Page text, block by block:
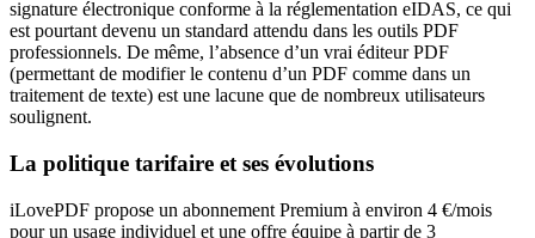
signature électronique conforme à la réglementation eIDAS, ce qui
est pourtant devenu un standard attendu dans les outils PDF
professionnels. De même, l’absence d’un vrai éditeur PDF
(permettant de modifier le contenu d’un PDF comme dans un
traitement de texte) est une lacune que de nombreux utilisateurs
soulignent.
La politique tarifaire et ses évolutions
iLovePDF propose un abonnement Premium à environ 4 €/mois
pour un usage individuel et une offre équipe à partir de 3